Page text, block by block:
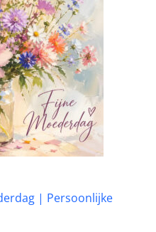
| Persoonlijke